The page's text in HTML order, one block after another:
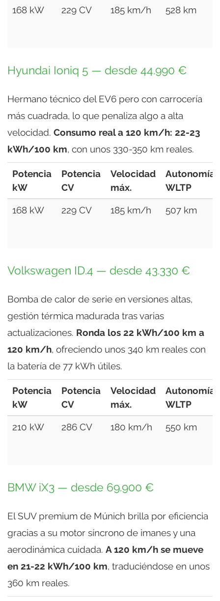
168 kW 229 CV 185 km/h 528 km
Hyundai Ioniq 5 — desde 44.990 €
Hermano técnico del EV6 pero con carrocería
más cuadrada, lo que penaliza algo a alta
velocidad. Consumo real a 120 km/h: 22-23
kWh/100 km, con unos 330-350 km reales.
Potencia
kW
Potencia
CV
Velocidad
máx.
Autonomía
WLTP
168 kW 229 CV 185 km/h 507 km
Volkswagen ID.4 — desde 43.330 €
Bomba de calor de serie en versiones altas,
gestión térmica madurada tras varias
actualizaciones. Ronda los 22 kWh/100 km a
120 km/h, ofreciendo unos 340 km reales con
la batería de 77 kWh útiles.
Potencia
kW
Potencia
CV
Velocidad
máx.
Autonomía
WLTP
210 kW 286 CV 180 km/h 550 km
BMW iX3 — desde 69.900 €
El SUV premium de Múnich brilla por eficiencia
gracias a su motor síncrono de imanes y una
aerodinámica cuidada. A 120 km/h se mueve
en 21-22 kWh/100 km, traduciéndose en unos
360 km reales.